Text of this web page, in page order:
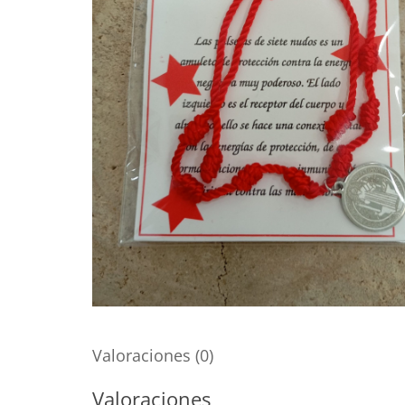
Valoraciones (0)
Valoraciones